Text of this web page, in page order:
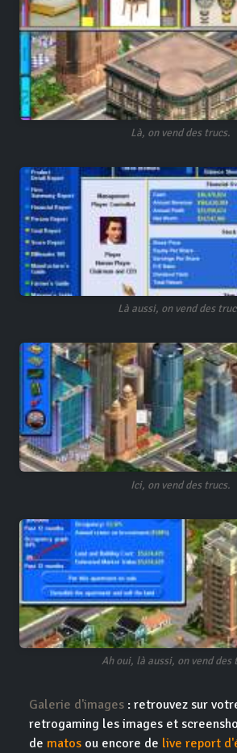
Là, on vend des trucs.
Là aussi, on vend des
Ici, on vend des trucs.
Ah oui, là aussi, on vend des
Galerie d'images : retrouvez sur
retrogaming les images et
de matos ou encore de live report